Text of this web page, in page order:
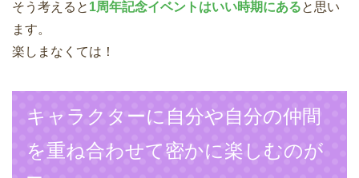
そう考えると 1周年記念イベントはいい時期にあると思い
ます。
楽しまなくては！
キャラクターに自分や自分の仲間
を重ね合わせて密かに楽しむのが